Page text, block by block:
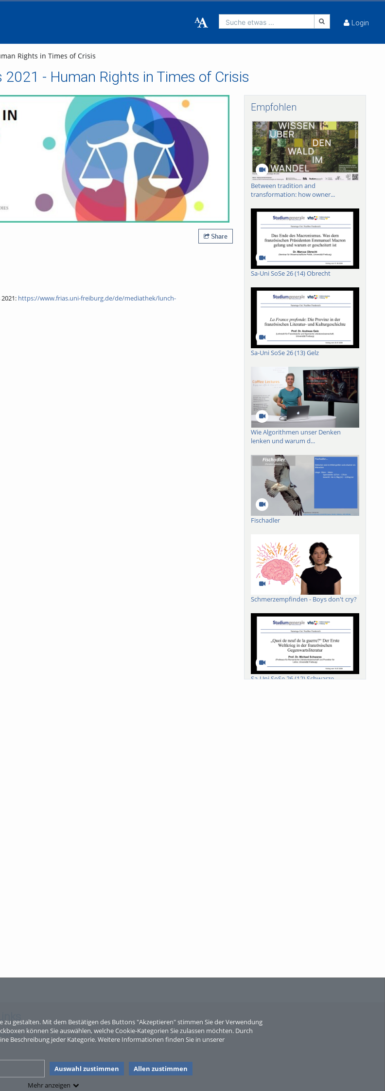
gestalten. Mit dem Bestätigen des Buttons "Akzeptieren" stimmen Sie der Verwendung
können Sie auswählen, welche Cookie-Kategorien Sie zulassen möchten. Durch
Beschreibung jeder Kategorie. Weitere Informationen finden Sie in unserer
Auswahl zustimmen
Allen zustimmen
Mehr anzeigen
Suche etwas ... Login
Rights in Times of Crisis
2021 - Human Rights in Times of Crisis
Share
https://www.frias.uni-freiburg.de/de/mediathek/lunch-
Empfohlen
Between tradition and
transformation: how owner...
Sa-Uni SoSe 26 (14) Obrecht
Sa-Uni SoSe 26 (13) Gelz
Wie Algorithmen unser Denken
lenken und warum d...
Fischadler
Schmerzempfinden - Boys don't cry?
Sa-Uni SoSe 26 (12) Schwarze
Sperber